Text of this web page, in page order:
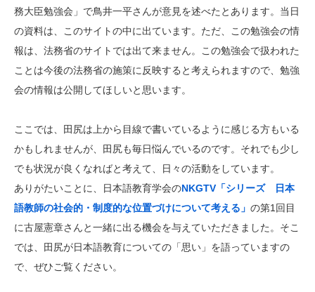
務大臣勉強会」で鳥井一平さんが意見を述べたとあります。当日
の資料は、このサイトの中に出ています。ただ、この勉強会の情
報は、法務省のサイトでは出て来ません。この勉強会で扱われた
ことは今後の法務省の施策に反映すると考えられますので、勉強
会の情報は公開してほしいと思います。
ここでは、田尻は上から目線で書いているように感じる方もいる
かもしれませんが、田尻も毎日悩んでいるのです。それでも少し
でも状況が良くなればと考えて、日々の活動をしています。
ありがたいことに、日本語教育学会のNKGTV「シリーズ 日本
語教師の社会的・制度的な位置づけについて考える」 の第1回目
に古屋憲章さんと一緒に出る機会を与えていただきました。そこ
では、田尻が日本語教育についての「思い」を語っていますの
で、ぜひご覧ください。